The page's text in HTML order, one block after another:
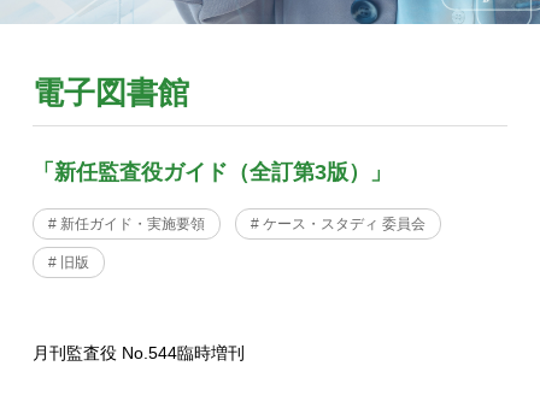
電子図書館
「新任監査役ガイド（全訂第3版）」
# 新任ガイド・実施要領 # ケース・スタディ 委員会
# 旧版
月刊監査役 No.544臨時増刊